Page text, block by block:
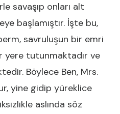
savaşıp onları alt
başlamıştır. İşte bu,
savruluşun bir emri
yere tutunmaktadır ve
Böylece Ben, Mrs.
yine gidip yüreklice
aslında söz